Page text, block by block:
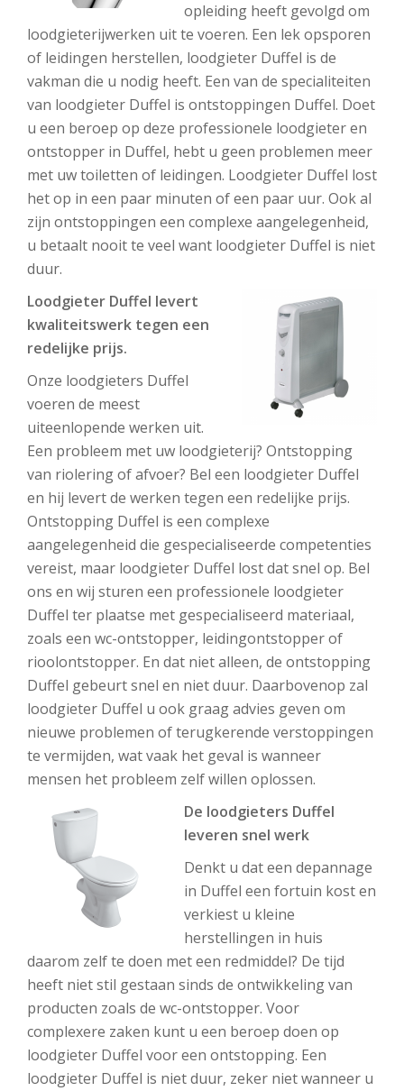
opleiding heeft gevolgd om
loodgieterijwerken uit te voeren. Een lek opsporen
of leidingen herstellen, loodgieter Duffel is de
vakman die u nodig heeft. Een van de specialiteiten
van loodgieter Duffel is ontstoppingen Duffel. Doet
u een beroep op deze professionele loodgieter en
ontstopper in Duffel, hebt u geen problemen meer
met uw toiletten of leidingen. Loodgieter Duffel lost
het op in een paar minuten of een paar uur. Ook al
zijn ontstoppingen een complexe aangelegenheid,
u betaalt nooit te veel want loodgieter Duffel is niet
duur.
Loodgieter Duffel levert
kwaliteitswerk tegen een
redelijke prijs.
Onze loodgieters Duffel
voeren de meest
uiteenlopende werken uit.
Een probleem met uw loodgieterij? Ontstopping
van riolering of afvoer? Bel een loodgieter Duffel
en hij levert de werken tegen een redelijke prijs.
Ontstopping Duffel is een complexe
aangelegenheid die gespecialiseerde competenties
vereist, maar loodgieter Duffel lost dat snel op. Bel
ons en wij sturen een professionele loodgieter
Duffel ter plaatse met gespecialiseerd materiaal,
zoals een wc-ontstopper, leidingontstopper of
rioolontstopper. En dat niet alleen, de ontstopping
Duffel gebeurt snel en niet duur. Daarbovenop zal
loodgieter Duffel u ook graag advies geven om
nieuwe problemen of terugkerende verstoppingen
te vermijden, wat vaak het geval is wanneer
mensen het probleem zelf willen oplossen.
De loodgieters Duffel
leveren snel werk
Denkt u dat een depannage
in Duffel een fortuin kost en
verkiest u kleine
herstellingen in huis
daarom zelf te doen met een redmiddel? De tijd
heeft niet stil gestaan sinds de ontwikkeling van
producten zoals de wc-ontstopper. Voor
complexere zaken kunt u een beroep doen op
loodgieter Duffel voor een ontstopping. Een
loodgieter Duffel is niet duur, zeker niet wanneer u